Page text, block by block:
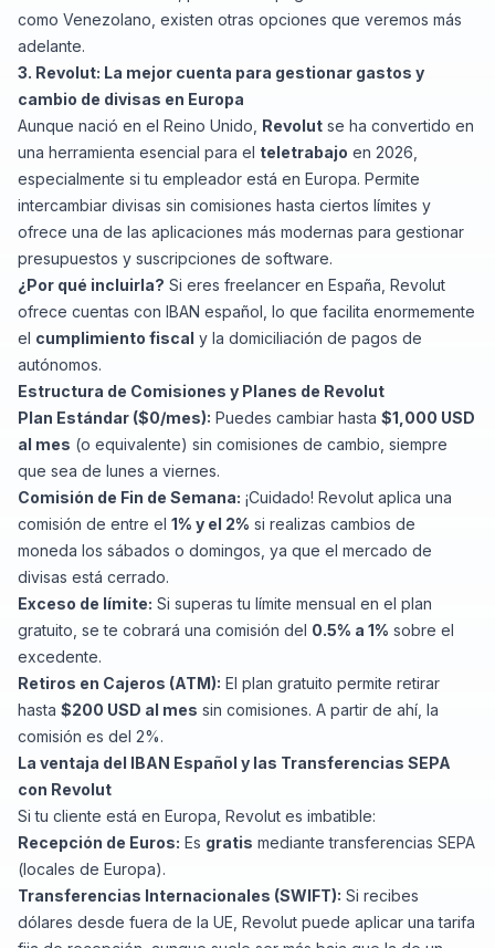
como Venezolano, existen otras opciones que veremos más
adelante.
3. Revolut: La mejor cuenta para gestionar gastos y
cambio de divisas en Europa
Aunque nació en el Reino Unido, Revolut se ha convertido en
una herramienta esencial para el teletrabajo en 2026,
especialmente si tu empleador está en Europa. Permite
intercambiar divisas sin comisiones hasta ciertos límites y
ofrece una de las aplicaciones más modernas para gestionar
presupuestos y suscripciones de software.
¿Por qué incluirla? Si eres freelancer en España, Revolut
ofrece cuentas con IBAN español, lo que facilita enormemente
el cumplimiento fiscal y la domiciliación de pagos de
autónomos.
Estructura de Comisiones y Planes de Revolut
Plan Estándar ($0/mes): Puedes cambiar hasta $1,000 USD
al mes (o equivalente) sin comisiones de cambio, siempre
que sea de lunes a viernes.
Comisión de Fin de Semana: ¡Cuidado! Revolut aplica una
comisión de entre el 1% y el 2% si realizas cambios de
moneda los sábados o domingos, ya que el mercado de
divisas está cerrado.
Exceso de límite: Si superas tu límite mensual en el plan
gratuito, se te cobrará una comisión del 0.5% a 1% sobre el
excedente.
Retiros en Cajeros (ATM): El plan gratuito permite retirar
hasta $200 USD al mes sin comisiones. A partir de ahí, la
comisión es del 2%.
La ventaja del IBAN Español y las Transferencias SEPA
con Revolut
Si tu cliente está en Europa, Revolut es imbatible:
Recepción de Euros: Es gratis mediante transferencias SEPA
(locales de Europa).
Transferencias Internacionales (SWIFT): Si recibes
dólares desde fuera de la UE, Revolut puede aplicar una tarifa